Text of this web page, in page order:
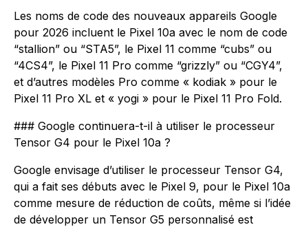
Les noms de code des nouveaux appareils Google
pour 2026 incluent le Pixel 10a avec le nom de code
“stallion” ou “STA5”, le Pixel 11 comme “cubs” ou
“4CS4”, le Pixel 11 Pro comme “grizzly” ou “CGY4”,
et d’autres modèles Pro comme « kodiak » pour le
Pixel 11 Pro XL et « yogi » pour le Pixel 11 Pro Fold.
### Google continuera-t-il à utiliser le processeur
Tensor G4 pour le Pixel 10a ?
Google envisage d’utiliser le processeur Tensor G4,
qui a fait ses débuts avec le Pixel 9, pour le Pixel 10a
comme mesure de réduction de coûts, même si l’idée
de développer un Tensor G5 personnalisé est